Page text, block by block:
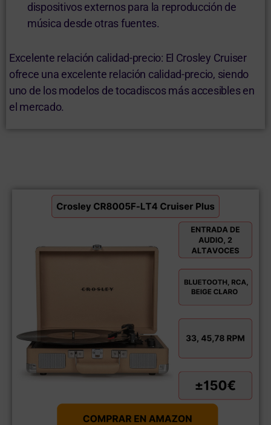
dispositivos externos para la reproducción de
música desde otras fuentes.
Excelente relación calidad-precio: El Crosley Cruiser
ofrece una excelente relación calidad-precio, siendo
uno de los modelos de tocadiscos más accesibles en
el mercado.